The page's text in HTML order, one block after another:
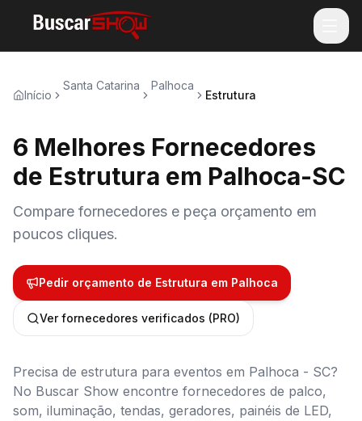
Início
Santa Catarina Palhoca
Estrutura
6 Melhores Fornecedores
de Estrutura em Palhoca-SC
Compare fornecedores e peça orçamento em
poucos cliques.
Pedir orçamento de Estrutura em Palhoca
Ver fornecedores verificados (PRO)
Precisa de estrutura para eventos em Palhoca - SC?
No Buscar Show encontre fornecedores de palco,
som, iluminação, tendas, geradores, painéis de LED,